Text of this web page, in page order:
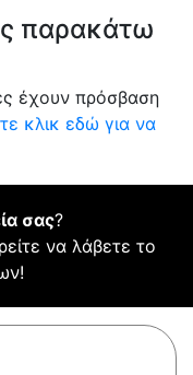
παρακάτω
έχουν πρόσβαση
κλικ εδώ για να
σας?
να λάβετε το